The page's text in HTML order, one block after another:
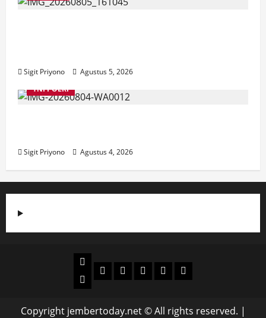
Sigit Priyono
Agustus 5, 2026
TNI POLRI
Sigit Priyono Agustus 4, 2026
Beranda
News
PolitikOtomotifEkonomiSosialtentang
today
Copyright jembertoday.net © All rights reserved. |